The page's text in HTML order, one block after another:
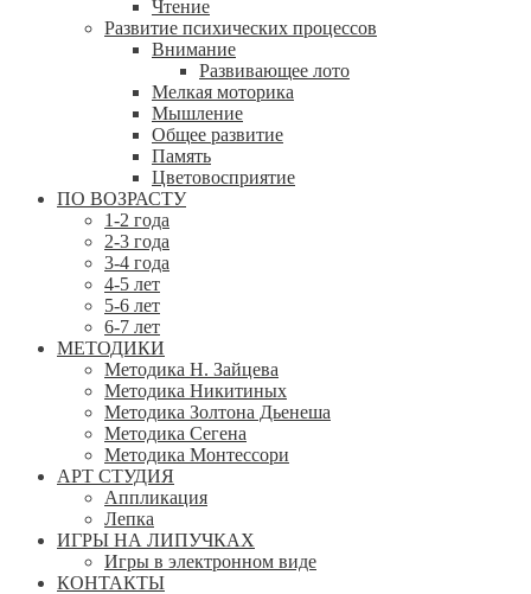
Чтение
Развитие психических процессов
Внимание
Развивающее лото
Мелкая моторика
Мышление
Общее развитие
Память
Цветовосприятие
ПО ВОЗРАСТУ
1-2 года
2-3 года
3-4 года
4-5 лет
5-6 лет
6-7 лет
МЕТОДИКИ
Методика Н. Зайцева
Методика Никитиных
Методика Золтона Дьенеша
Методика Сегена
Методика Монтессори
АРТ СТУДИЯ
Аппликация
Лепка
ИГРЫ НА ЛИПУЧКАХ
Игры в электронном виде
КОНТАКТЫ